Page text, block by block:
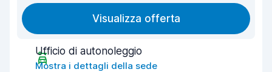
Visualizza offerta
Ufficio di autonoleggio
Mostra i dettagli della sede